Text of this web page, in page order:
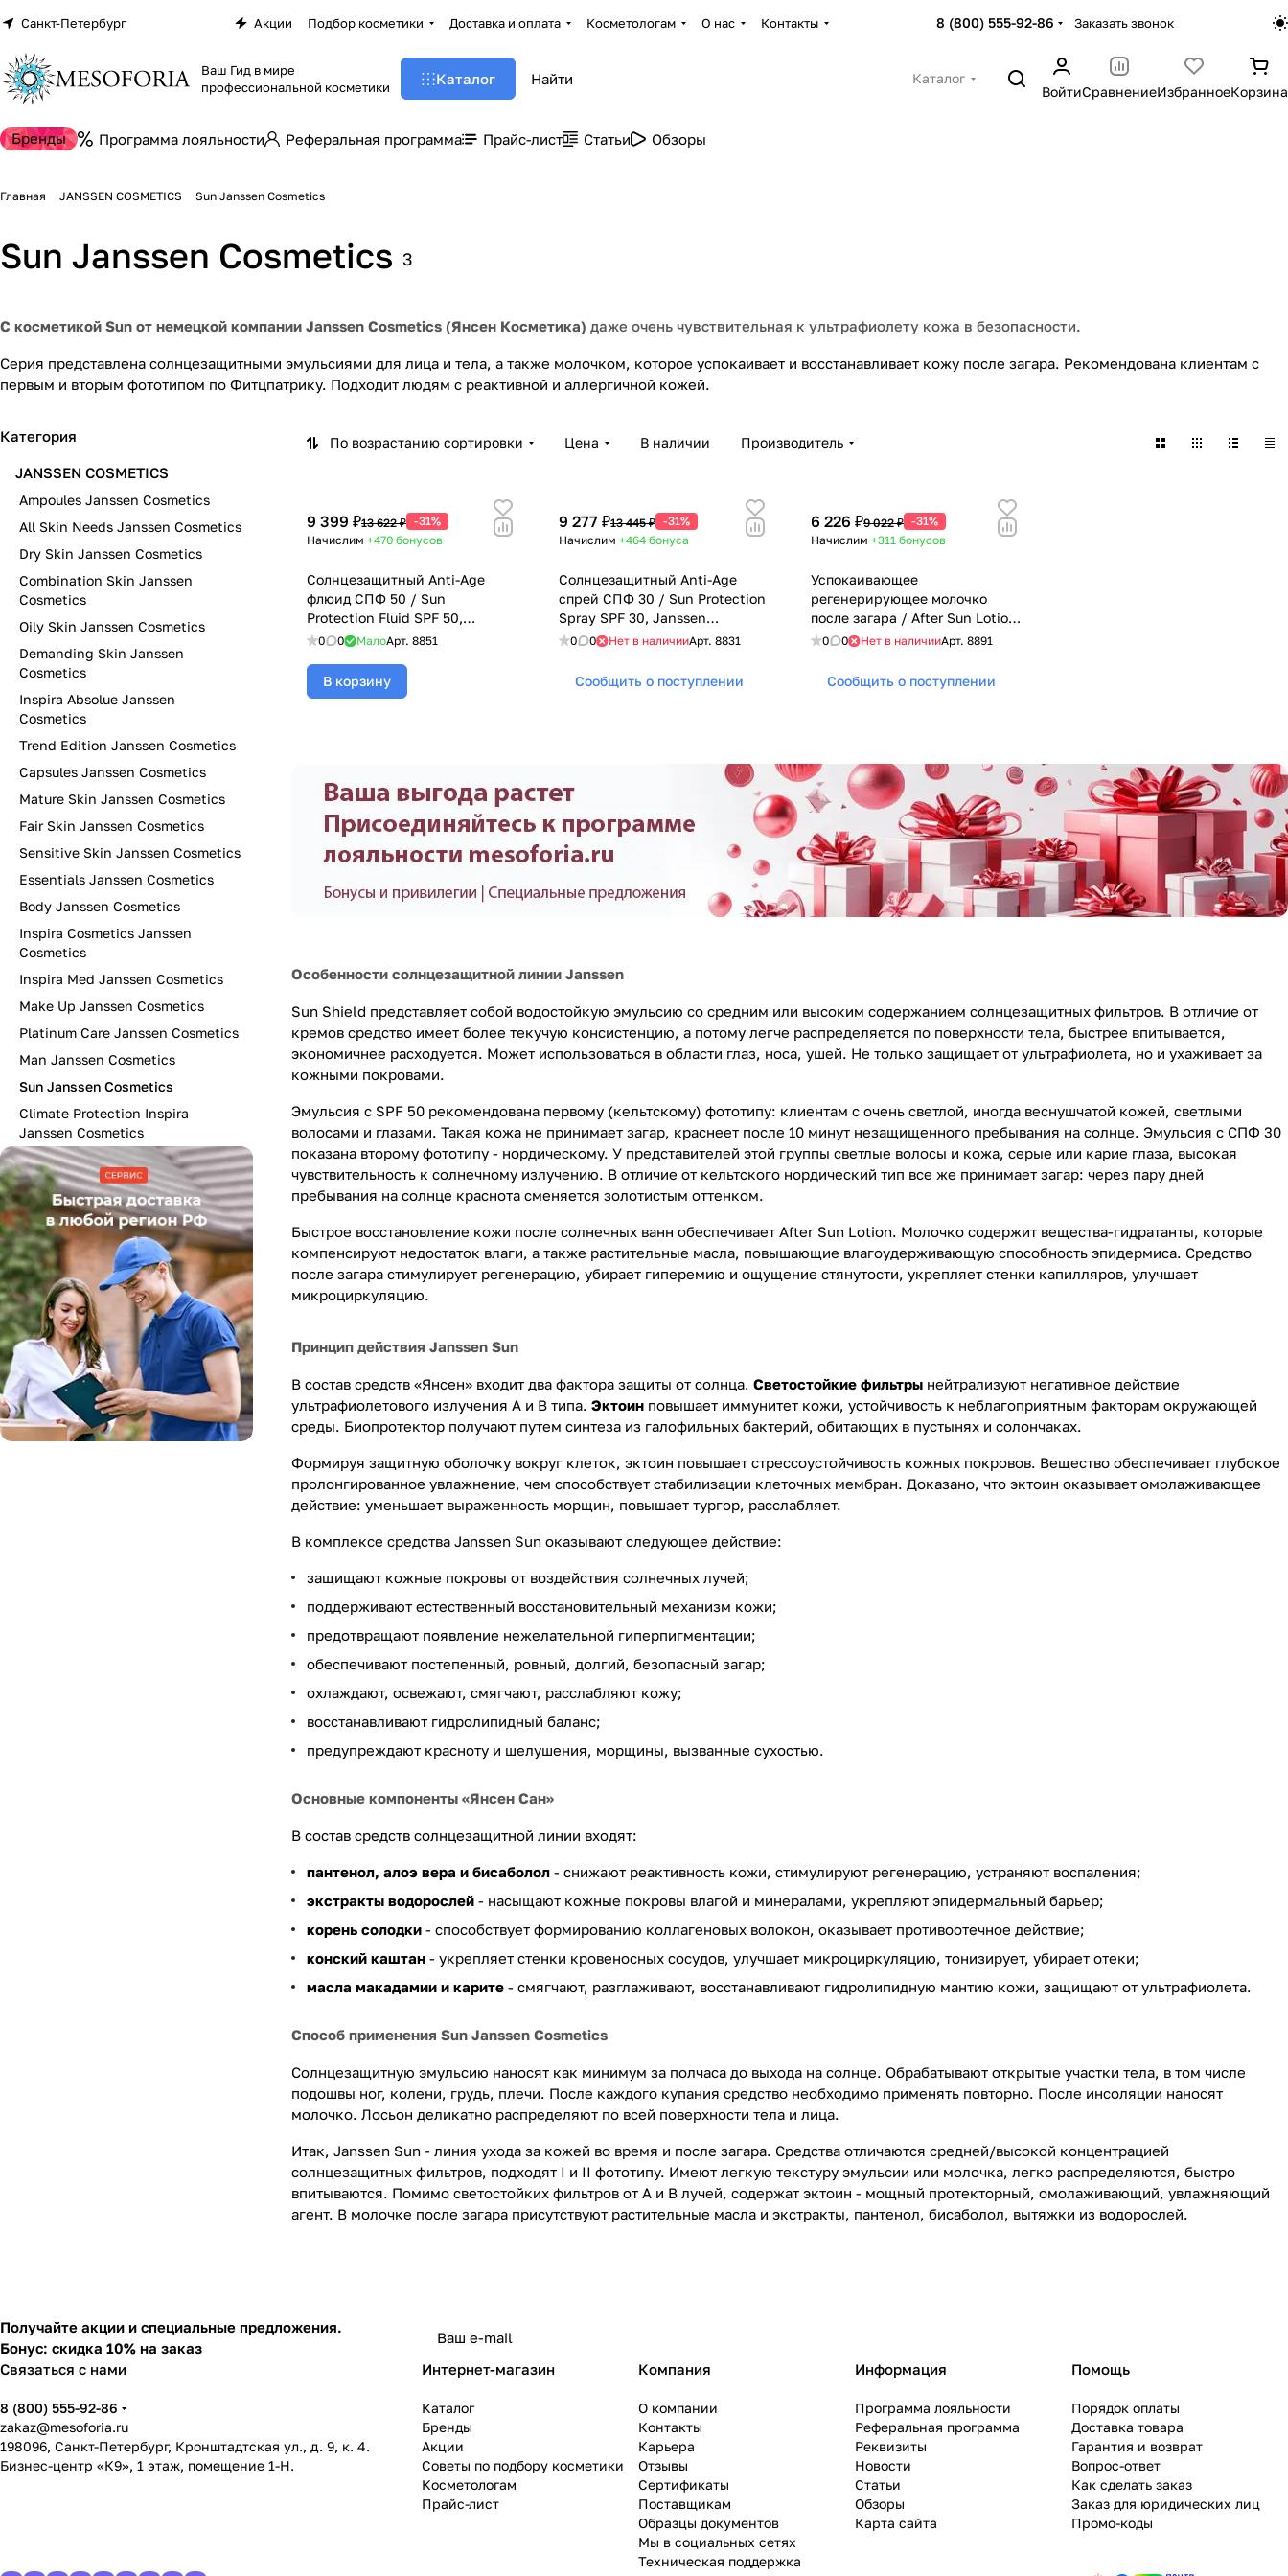
Санкт-Петербург Акции Подбор косметики Доставка и оплата Косметологам О нас Контакты 8 (800) 555-92-86 Заказать звонок
Ваш Гид в мире
профессиональной косметики
Каталог
Каталог
ВойтиСравнениеИзбранноеКорзина
Бренды Программа лояльности Реферальная программа Прайс-лист Статьи Обзоры
Главная JANSSEN COSMETICS Sun Janssen Cosmetics
Sun Janssen Cosmetics 3
С косметикой Sun от немецкой компании Janssen Cosmetics (Янсен Косметика) даже очень чувствительная к ультрафиолету кожа в безопасности.
Серия представлена солнцезащитными эмульсиями для лица и тела, а также молочком, которое успокаивает и восстанавливает кожу после загара. Рекомендована клиентам с
первым и вторым фототипом по Фитцпатрику. Подходит людям с реактивной и аллергичной кожей.
По возрастанию сортировки Цена В наличии Производитель
9 399 ₽13 622 ₽ -31%
Начислим +470 бонусов
Солнцезащитный Anti-Age
флюид СПФ 50 / Sun
Protection Fluid SPF 50,
Janssen Cosmetics (Янсен
0 0 МалоАрт. 8851
В корзину
9 277 ₽13 445 ₽ -31%
Начислим +464 бонуса
Солнцезащитный Anti-Age
спрей СПФ 30 / Sun Protection
Spray SPF 30, Janssen
Cosmetics (Янсен косметика),
0 0 Нет в наличииАрт. 8831
Сообщить о поступлении
6 226 ₽9 022 ₽ -31%
Начислим +311 бонусов
Успокаивающее
регенерирующее молочко
после загара / After Sun Lotion,
Janssen Cosmetics (Янсен
0 0 Нет в наличииАрт. 8891
Сообщить о поступлении
Особенности солнцезащитной линии Janssen
Sun Shield представляет собой водостойкую эмульсию со средним или высоким содержанием солнцезащитных фильтров. В отличие от
кремов средство имеет более текучую консистенцию, а потому легче распределяется по поверхности тела, быстрее впитывается,
экономичнее расходуется. Может использоваться в области глаз, носа, ушей. Не только защищает от ультрафиолета, но и ухаживает за
кожными покровами.
Эмульсия с SPF 50 рекомендована первому (кельтскому) фототипу: клиентам с очень светлой, иногда веснушчатой кожей, светлыми
волосами и глазами. Такая кожа не принимает загар, краснеет после 10 минут незащищенного пребывания на солнце. Эмульсия с СПФ 30
показана второму фототипу - нордическому. У представителей этой группы светлые волосы и кожа, серые или карие глаза, высокая
чувствительность к солнечному излучению. В отличие от кельтского нордический тип все же принимает загар: через пару дней
пребывания на солнце краснота сменяется золотистым оттенком.
Быстрое восстановление кожи после солнечных ванн обеспечивает After Sun Lotion. Молочко содержит вещества-гидратанты, которые
компенсируют недостаток влаги, а также растительные масла, повышающие влагоудерживающую способность эпидермиса. Средство
после загара стимулирует регенерацию, убирает гиперемию и ощущение стянутости, укрепляет стенки капилляров, улучшает
микроциркуляцию.
Принцип действия Janssen Sun
В состав средств «Янсен» входит два фактора защиты от солнца. Светостойкие фильтры нейтрализуют негативное действие
ультрафиолетового излучения А и В типа. Эктоин повышает иммунитет кожи, устойчивость к неблагоприятным факторам окружающей
среды. Биопротектор получают путем синтеза из галофильных бактерий, обитающих в пустынях и солончаках.
Формируя защитную оболочку вокруг клеток, эктоин повышает стрессоустойчивость кожных покровов. Вещество обеспечивает глубокое
пролонгированное увлажнение, чем способствует стабилизации клеточных мембран. Доказано, что эктоин оказывает омолаживающее
действие: уменьшает выраженность морщин, повышает тургор, расслабляет.
В комплексе средства Janssen Sun оказывают следующее действие:
защищают кожные покровы от воздействия солнечных лучей;
поддерживают естественный восстановительный механизм кожи;
предотвращают появление нежелательной гиперпигментации;
обеспечивают постепенный, ровный, долгий, безопасный загар;
охлаждают, освежают, смягчают, расслабляют кожу;
восстанавливают гидролипидный баланс;
предупреждают красноту и шелушения, морщины, вызванные сухостью.
Основные компоненты «Янсен Сан»
В состав средств солнцезащитной линии входят:
пантенол, алоэ вера и бисаболол - снижают реактивность кожи, стимулируют регенерацию, устраняют воспаления;
экстракты водорослей - насыщают кожные покровы влагой и минералами, укрепляют эпидермальный барьер;
корень солодки - способствует формированию коллагеновых волокон, оказывает противоотечное действие;
конский каштан - укрепляет стенки кровеносных сосудов, улучшает микроциркуляцию, тонизирует, убирает отеки;
масла макадамии и карите - смягчают, разглаживают, восстанавливают гидролипидную мантию кожи, защищают от ультрафиолета.
Способ применения Sun Janssen Cosmetics
Солнцезащитную эмульсию наносят как минимум за полчаса до выхода на солнце. Обрабатывают открытые участки тела, в том числе
подошвы ног, колени, грудь, плечи. После каждого купания средство необходимо применять повторно. После инсоляции наносят
молочко. Лосьон деликатно распределяют по всей поверхности тела и лица.
Итак, Janssen Sun - линия ухода за кожей во время и после загара. Средства отличаются средней/высокой концентрацией
солнцезащитных фильтров, подходят I и II фототипу. Имеют легкую текстуру эмульсии или молочка, легко распределяются, быстро
впитываются. Помимо светостойких фильтров от А и В лучей, содержат эктоин - мощный протекторный, омолаживающий, увлажняющий
агент. В молочке после загара присутствуют растительные масла и экстракты, пантенол, бисаболол, вытяжки из водорослей.
Категория
JANSSEN COSMETICS
Ampoules Janssen Cosmetics
All Skin Needs Janssen Cosmetics
Dry Skin Janssen Cosmetics
Combination Skin Janssen
Cosmetics
Oily Skin Janssen Cosmetics
Demanding Skin Janssen
Cosmetics
Inspira Absolue Janssen
Cosmetics
Trend Edition Janssen Cosmetics
Capsules Janssen Cosmetics
Mature Skin Janssen Cosmetics
Fair Skin Janssen Cosmetics
Sensitive Skin Janssen Cosmetics
Essentials Janssen Cosmetics
Body Janssen Cosmetics
Inspira Cosmetics Janssen
Cosmetics
Inspira Med Janssen Cosmetics
Make Up Janssen Cosmetics
Platinum Care Janssen Cosmetics
Man Janssen Cosmetics
Sun Janssen Cosmetics
Climate Protection Inspira
Janssen Cosmetics
Получайте акции и специальные предложения.
Бонус: скидка 10% на заказ
Связаться с нами
8 (800) 555-92-86
zakaz@mesoforia.ru
198096, Санкт-Петербург, Кронштадтская ул., д. 9, к. 4.
Бизнес-центр «К9», 1 этаж, помещение 1-Н.
Интернет-магазин
Каталог
Бренды
Акции
Советы по подбору косметики
Косметологам
Прайс-лист
Компания
О компании
Контакты
Карьера
Отзывы
Сертификаты
Поставщикам
Образцы документов
Мы в социальных сетях
Техническая поддержка
Информация
Программа лояльности
Реферальная программа
Реквизиты
Новости
Статьи
Обзоры
Карта сайта
Помощь
Порядок оплаты
Доставка товара
Гарантия и возврат
Вопрос-ответ
Как сделать заказ
Заказ для юридических лиц
Промо-коды